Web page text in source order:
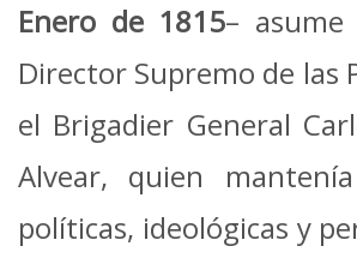
Enero de 1815–
Director Supremo de las
el Brigadier General
Alvear, quien
políticas, ideológicas y